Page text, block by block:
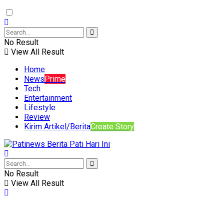
No Result
View All Result
Home
NewsPrime
Tech
Entertainment
Lifestyle
Review
Kirim Artikel/BeritaCreate Story
No Result
View All Result